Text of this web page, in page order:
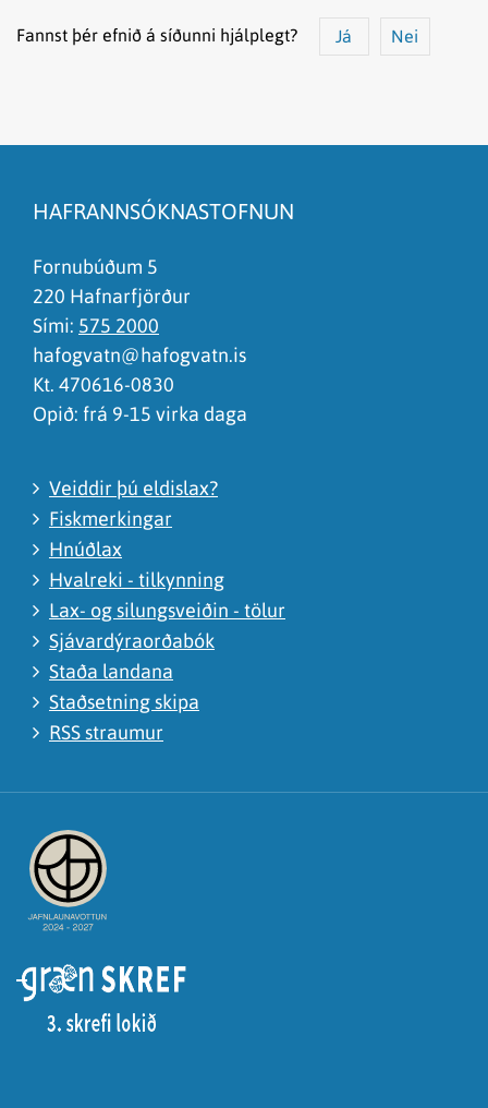
Fannst þér efnið á síðunni hjálplegt? Já Nei
Það er of mikið efni á síðunni
Ég skil ekki efnið, finnst það of flókið
HAFRANNSÓKNASTOFNUN
Fornubúðum 5
220 Hafnarfjörður
Sími: 575 2000
hafogvatn@hafogvatn.is
Kt. 470616-0830
Opið: frá 9-15 virka daga
Veiddir þú eldislax?
Fiskmerkingar
Hnúðlax
Hvalreki - tilkynning
Lax- og silungsveiðin - tölur
Sjávardýraorðabók
Staða landana
Staðsetning skipa
RSS straumur